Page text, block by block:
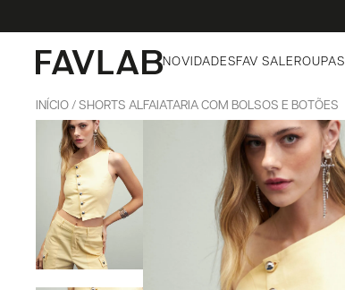
NOVIDADESFAV SALEROUPAS
INÍCIO SHORTS ALFAIATARIA COM BOLSOS E BOTÕES